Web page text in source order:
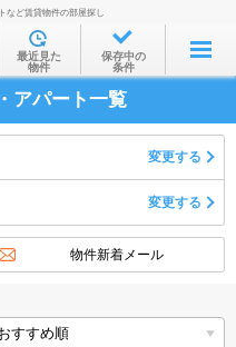
す
・駅から
ら
特集から
産会社から
など賃貸物件の部屋探し
最近見た
物件
保存中の
条件
アパート一覧
変更する
変更する
物件新着メール